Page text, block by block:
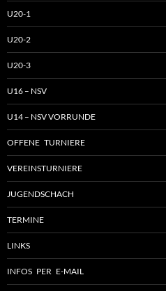
U20-1
U20-2
U20-3
U16 – NSV
U14 – NSV VORRUNDE
OFFENE TURNIERE
VEREINSTURNIERE
JUGENDSCHACH
TERMINE
LINKS
INFOS PER E-MAIL